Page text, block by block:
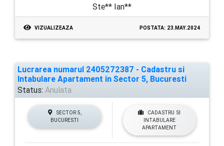
Ste** Ian**
VIZUALIZEAZA POSTATA: 23.MAY.2024
Lucrarea numarul 2405272387 - Cadastru si
Intabulare Apartament in Sector 5, Bucuresti
Status: Anulata
SECTOR 5,
BUCURESTI
CADASTRU SI
INTABULARE
APARTAMENT